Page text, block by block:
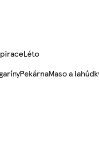
Léto
PekárnaMaso a